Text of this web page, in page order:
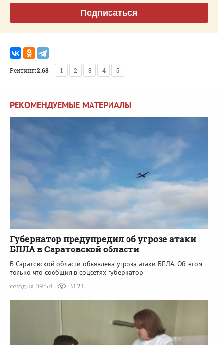
Подписаться
Рейтинг:2.68 1 2 3 4 5
РЕКОМЕНДУЕМЫЕ МАТЕРИАЛЫ
Губернатор предупредил об угрозе атаки
БПЛА в Саратовской области
В Саратовской области объявлена угроза атаки БПЛА. Об этом
только что сообщил в соцсетях губернатор
сегодня 09:54
3121